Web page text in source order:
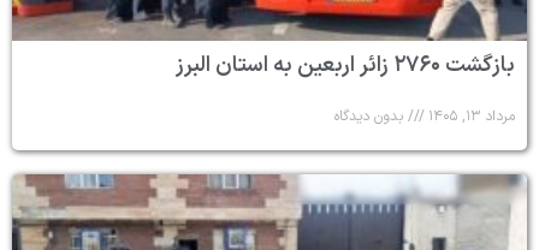
بازگشت ۲۷۶۰ زائر اربعین به استان البرز
مرداد ۱۳, ۱۴۰۵ بدون دیدگاه